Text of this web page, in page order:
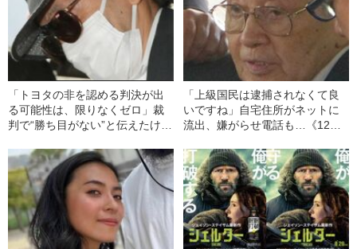
「トヨタの非を認める判決が出
る可能性は、限りなくゼロ」裁
判で“勝ち目がない”と伝えたけれ
幸三を説得できなかった「長男
の葛藤」
「上級国民は逮捕されなくて良
いですね」自宅住所がネットに
流出、嫌がらせ電話も…《12人
の長男が直面した「加害者家族
への暴力」